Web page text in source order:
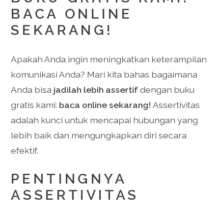
BACA ONLINE
SEKARANG!
Apakah Anda ingin meningkatkan keterampilan
komunikasi Anda? Mari kita bahas bagaimana
Anda bisa jadilah lebih assertifdengan buku
gratis kami: baca online sekarang! Assertivitas
adalah kunci untuk mencapai hubungan yang
lebih baik dan mengungkapkan diri secara
efektif.
PENTINGNYA
ASSERTIVITAS